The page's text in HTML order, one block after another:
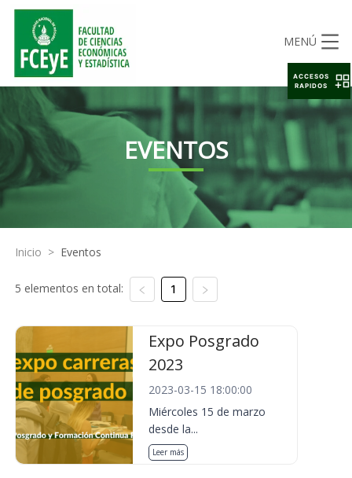
MENÚ
EVENTOS
Inicio > Eventos
5 elementos en total: 1
Expo Posgrado
2023
2023-03-15 18:00:00
Miércoles 15 de marzo
desde la...
Leer más
ACCESOS
RAPIDOS